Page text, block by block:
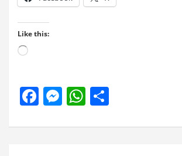
Like this:
Loading…
F
ce
M
se
W
at ar